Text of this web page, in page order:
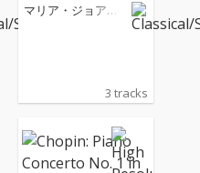
マリア・ジョア
3 tracks